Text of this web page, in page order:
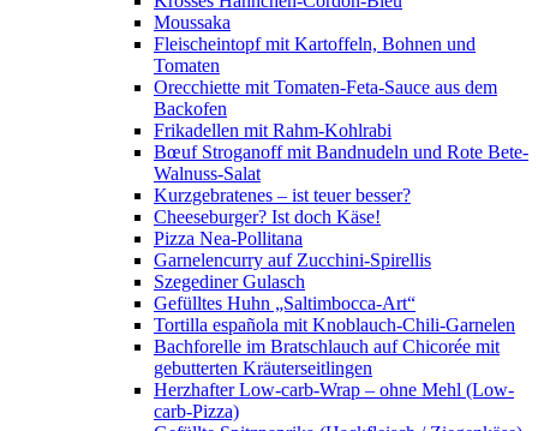
Moussaka
Fleischeintopf mit Kartoffeln, Bohnen und
Tomaten
Orecchiette mit Tomaten-Feta-Sauce aus dem
Backofen
Frikadellen mit Rahm-Kohlrabi
Bœuf Stroganoff mit Bandnudeln und Rote Bete-
Walnuss-Salat
Kurzgebratenes – ist teuer besser?
Cheeseburger? Ist doch Käse!
Pizza Nea-Pollitana
Garnelencurry auf Zucchini-Spirellis
Szegediner Gulasch
Gefülltes Huhn „Saltimbocca-Art“
Tortilla española mit Knoblauch-Chili-Garnelen
Bachforelle im Bratschlauch auf Chicorée mit
gebutterten Kräuterseitlingen
Herzhafter Low-carb-Wrap – ohne Mehl (Low-
carb-Pizza)